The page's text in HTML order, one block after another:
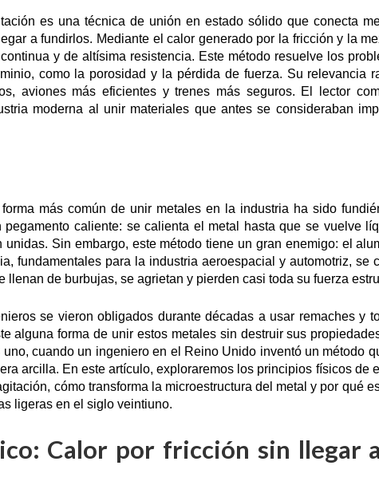
es una técnica de unión en estado sólido que conecta
a fundirlos. Mediante el calor generado por la fricción y la
y de altísima resistencia. Este método resuelve los
como la porosidad y la pérdida de fuerza. Su relevancia
aviones más eficientes y trenes más seguros. El lector
moderna al unir materiales que antes se consideraban
más común de unir metales en la industria ha sido
pegamento caliente: se calienta el metal hasta que se vuelve
unidas. Sin embargo, este método tiene un gran enemigo: el
fundamentales para la industria aeroespacial y automotriz, se
llenan de burbujas, se agrietan y pierden casi toda su fuerza
se vieron obligados durante décadas a usar remaches y
alguna forma de unir estos metales sin destruir sus
cuando un ingeniero en el Reino Unido inventó un método
arcilla. En este artículo, exploraremos los principios físicos de
cómo transforma la microestructura del metal y por qué
ligeras en el siglo veintiuno.
Calor por fricción sin llegar